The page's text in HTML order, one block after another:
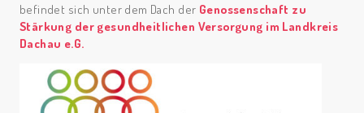
befindet sich unter dem Dach der Genossenschaft zu
Stärkung der gesundheitlichen Versorgung im Landkreis
Dachau e.G.